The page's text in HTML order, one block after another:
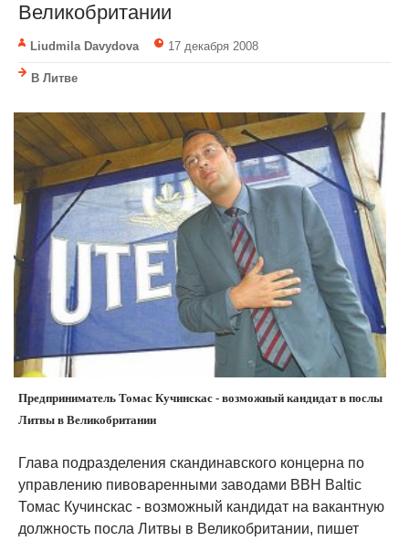
Великобритании
Liudmila Davydova 17 декабря 2008
В Литве
Предприниматель Томас Кучинскас - возможный кандидат в послы
Литвы в Великобритании
Глава подразделения скандинавского концерна по
управлению пивоваренными заводами BBH Baltic
Томас Кучинскас - возможный кандидат на вакантную
должность посла Литвы в Великобритании, пишет